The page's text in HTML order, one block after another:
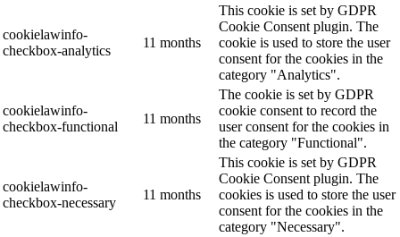
cookielawinfo-
checkbox-analytics
11 months
This cookie is set by GDPR
Cookie Consent plugin. The
cookie is used to store the user
consent for the cookies in the
category "Analytics".
cookielawinfo-
checkbox-functional
11 months
The cookie is set by GDPR
cookie consent to record the
user consent for the cookies in
the category "Functional".
cookielawinfo-
checkbox-necessary
11 months
This cookie is set by GDPR
Cookie Consent plugin. The
cookies is used to store the user
consent for the cookies in the
category "Necessary".